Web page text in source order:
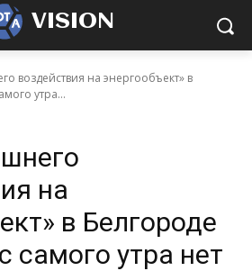
VISION
воздействия на энергообъект» в
утра...
на
в Белгороде
самого утра нет